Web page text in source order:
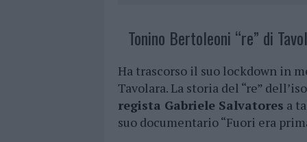
Tonino Bertoleoni “re” di
Ha trascorso il suo lockdown in
Tavolara. La storia del “re”
regista Gabriele Salvatores a
suo documentario “Fuori era